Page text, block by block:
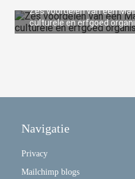
Zes voordelen van een
culturele en erfgoed
Navigatie
Privacy
Mailchimp blogs